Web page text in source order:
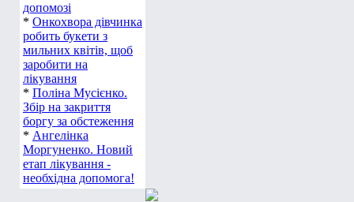
допомозі
* Онкохвора дівчинка
робить букети з
мильних квітів, щоб
заробити на
лікування
* Поліна Мусієнко.
Збір на закриття
боргу за обстеження
* Ангелінка
Моргуненко. Новий
етап лікування -
необхідна допомога!